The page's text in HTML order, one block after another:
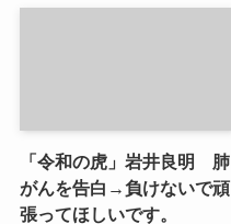
「令和の虎」岩井良明 肺
がんを告白→負けないで頑
張ってほしいです。